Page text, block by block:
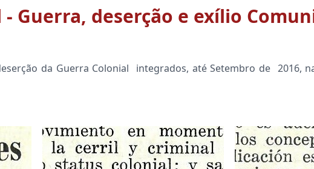
Guerra, deserção e exílio
da Guerra Colonial integrados, até Setembro de 2016,